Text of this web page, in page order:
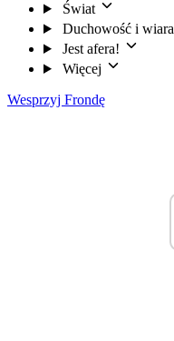
Świat
Duchowość i wiara
Jest afera!
Więcej
Wesprzyj Frondę